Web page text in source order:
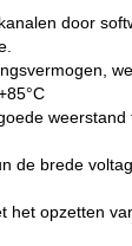
door
weerstand
de brede
het opzetten